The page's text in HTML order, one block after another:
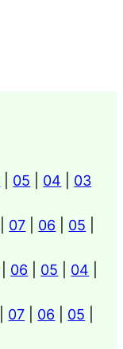
05 04
03
07 06 05
06 05 04
07 06 05